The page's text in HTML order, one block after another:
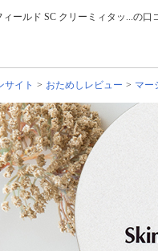
ールド SC クリーミィタッ...の口
サイト おためしレビュー マー